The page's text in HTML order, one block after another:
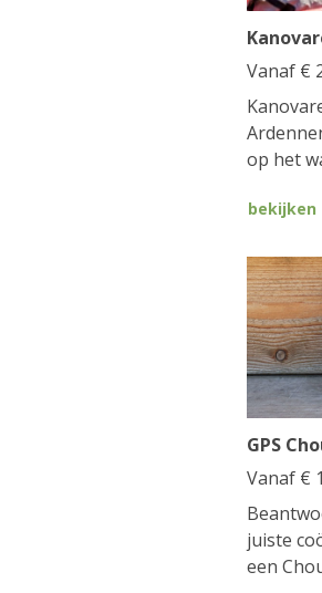
Vanaf €
op het
bekijken
GPS
Vanaf €
juiste
een